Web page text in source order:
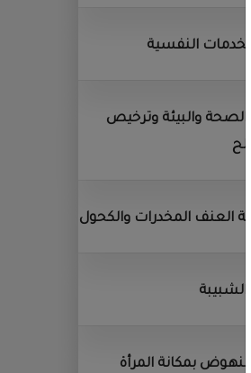
الخدمات النفسية
والبيئة وترخيص
العنف المخدرات والكحول
بمكانة المرأة